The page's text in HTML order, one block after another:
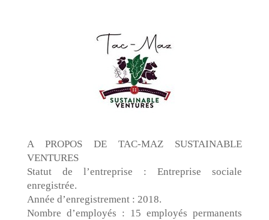
A PROPOS DE TAC-MAZ SUSTAINABLE
VENTURES
Statut de l’entreprise : Entreprise sociale
enregistrée.
Année d’enregistrement : 2018.
Nombre d’employés : 15 employés permanents